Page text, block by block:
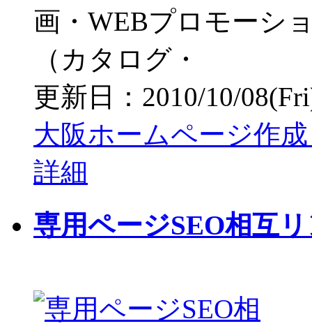
画・WEBプロモーシ
（カタログ・
更新日：2010/10/
大阪ホームページ作
詳細
専用ページSEO相互